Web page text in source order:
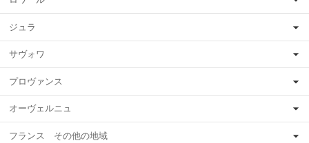
ジュラ
サヴォワ
プロヴァンス
オーヴェルニュ
フランス その他の地域